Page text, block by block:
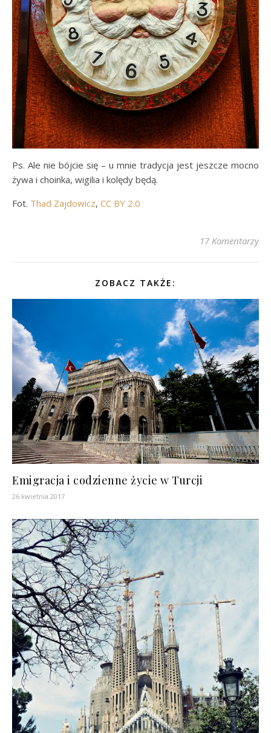
Ps. Ale nie bójcie się – u mnie tradycja jest jeszcze mocno
żywa i choinka, wigilia i kolędy będą.
Fot. Thad Zajdowicz, CC BY 2.0
17 Komentarzy
ZOBACZ TAKŻE:
Emigracja i codzienne życie w Turcji
26 kwietnia 2017